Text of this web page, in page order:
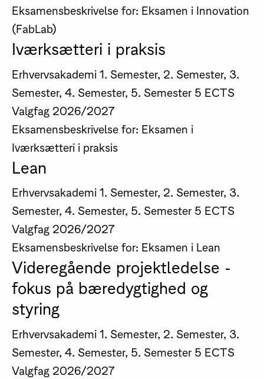
Eksamensbeskrivelse for: Eksamen i Innovation
(FabLab)
Iværksætteri i praksis
Erhvervsakademi 1. Semester, 2. Semester, 3.
Semester, 4. Semester, 5. Semester 5 ECTS
Valgfag 2026/2027
Eksamensbeskrivelse for: Eksamen i
Iværksætteri i praksis
Lean
Erhvervsakademi 1. Semester, 2. Semester, 3.
Semester, 4. Semester, 5. Semester 5 ECTS
Valgfag 2026/2027
Eksamensbeskrivelse for: Eksamen i Lean
Videregående projektledelse -
fokus på bæredygtighed og
styring
Erhvervsakademi 1. Semester, 2. Semester, 3.
Semester, 4. Semester, 5. Semester 5 ECTS
Valgfag 2026/2027